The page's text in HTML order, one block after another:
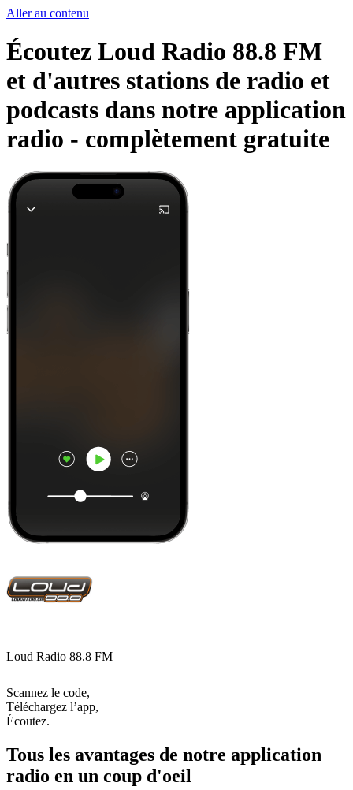
Aller au contenu
Écoutez Loud Radio 88.8 FM
et d'autres stations de radio et
podcasts dans notre application
radio - complètement gratuite
Loud Radio 88.8 FM
Scannez le code,
Téléchargez l’app,
Écoutez.
Tous les avantages de notre application
radio en un coup d'oeil